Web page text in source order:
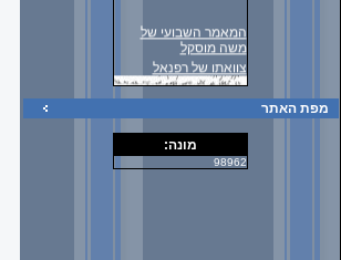
המאמר השבועי של
משה מוסקל
צוואתו של רפנאל
מפת האתר
מונה:
98962